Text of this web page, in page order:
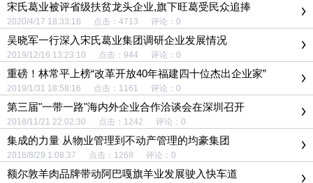
宋氏葛业被评省级扶贫龙头企业,旗下旺葛受民众追捧
2020/4/17 18:33:16 点击：4713 评论：0
吴晓军一行深入宋氏葛业集团调研企业发展情况
2019/12/16 13:23:10 点击：944 评论：0
重磅！林常平上榜“改革开放40年福建四十位杰出企业家”
2019/1/31 18:58:16 点击：1161 评论：0
第三届"一带一路"海内外企业合作洽谈会在深圳召开
2018/11/21 22:02:30 点击：1242 评论：0
集成的力量 从物业管理到不动产管理的均豪集团
2018/8/29 1:08:37 点击：1268 评论：0
额尔敦羊肉品牌带动阿巴嘎旗羊业发展驶入快车道